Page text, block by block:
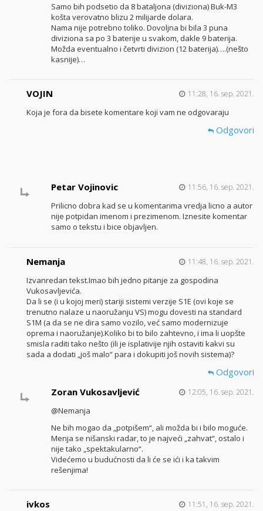
Samo bih podsetio da 8 bataljona (diviziona) Buk-M3
košta verovatno blizu 2 milijarde dolara.
Nama nije potrebno toliko. Dovoljna bi bila 3 puna
diviziona sa po 3 baterije u svakom, dakle 9 baterija.
Možda eventualno i četvrti divizion (12 baterija)….(nešto
kasnije)…
VOJIN 11:28, 16. sep. 2021.
Koja je fora da bisete komentare koji vam ne odgovaraju
Odgovori
Petar Vojinovic 11:56, 16. sep. 2021.
Prilicno dobra kad se u komentarima vredja licno a autor
nije potpidan imenom i prezimenom. Iznesite komentar
samo o tekstu i bice objavljen.
Nemanja 11:48, 16. sep. 2021.
Izvanredan tekst.Imao bih jedno pitanje za gospodina
Vukosavljevića.
Da li se (i u kojoj meri) stariji sistemi verzije S1E (ovi koje se
trenutno nalaze u naoružanju VS) mogu dovesti na standard
S1M (a da se ne dira samo vozilo, već samo modernizuje
oprema i naoružanje).Koliko bi to bilo zahtevno, i ima li uopšte
smisla raditi tako nešto (ili je isplativije njih ostaviti kakvi su
sada a dodati „još malo“ para i dokupiti još novih sistema)?
Odgovori
Zoran Vukosavljević
12:05, 16. sep. 2021.
@Nemanja
Ne bih mogao da „potpišem“, ali možda bi i bilo moguće.
Menja se nišanski radar, to je najveći „zahvat“, ostalo i
nije tako „spektakularno“.
Videćemo u budućnosti da li će se ići i ka takvim
rešenjima!
ivkos 11:51, 16. sep. 2021.